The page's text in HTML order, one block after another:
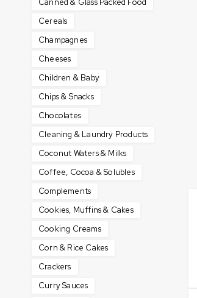
Cereals
Champagnes
Cheeses
Children & Baby
Chips & Snacks
Chocolates
Cleaning & Laundry Products
Coconut Waters & Milks
Coffee, Cocoa & Solubles
Complements
Cookies, Muffins & Cakes
Cooking Creams
Corn & Rice Cakes
Crackers
Curry Sauces